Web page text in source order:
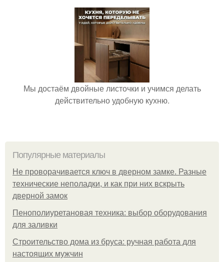
Мы достаём двойные листочки и учимся делать
действительно удобную кухню.
Популярные материалы
Не проворачивается ключ в дверном замке. Разные
технические неполадки, и как при них вскрыть
дверной замок
Пенополиуретановая техника: выбор оборудования
для заливки
Строительство дома из бруса: ручная работа для
настоящих мужчин